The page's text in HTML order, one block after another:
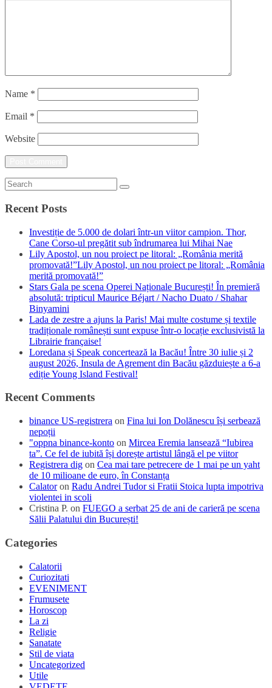
Name *
Email *
Website
Recent Posts
Investiție de 5.000 de dolari într-un viitor campion. Thor,
Cane Corso-ul pregătit sub îndrumarea lui Mihai Nae
Lily Apostol, un nou proiect pe litoral: „România merită
promovată!”Lily Apostol, un nou proiect pe litoral: „România
merită promovată!”
Stars Gala pe scena Operei Naționale București! În premieră
absolută: tripticul Maurice Béjart / Nacho Duato / Shahar
Binyamini
Lada de zestre a ajuns la Paris! Mai multe costume și textile
tradiționale românești sunt expuse într-o locație exclusivistă la
Librairie française!
Loredana și Speak concertează la Bacău! Între 30 iulie și 2
august 2026, Insula de Agrement din Bacău găzduiește a 6-a
ediție Young Island Festival!
Recent Comments
binance US-registrera on Fina lui Ion Dolănescu își serbează
nepoții
"oppna binance-konto on Mircea Eremia lansează “Iubirea
ta”. Ce fel de iubită își dorește artistul lângă el pe viitor
Registrera dig on Cea mai tare petrecere de 1 mai pe un yaht
de 10 milioane de euro, în Constanța
Calatoron Radu Andrei Tudor si Fratii Stoica lupta impotriva
violentei in scoli
Cristina P. on FUEGO a serbat 25 de ani de carieră pe scena
Sălii Palatului din București!
Categories
Calatorii
Curiozitati
EVENIMENT
Frumusete
Horoscop
La zi
Religie
Sanatate
Stil de viata
Uncategorized
Utile